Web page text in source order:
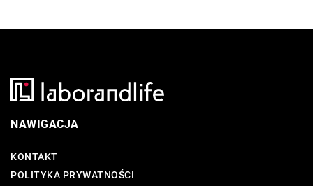
NAWIGACJA
KONTAKT
POLITYKA PRYWATNOŚCI